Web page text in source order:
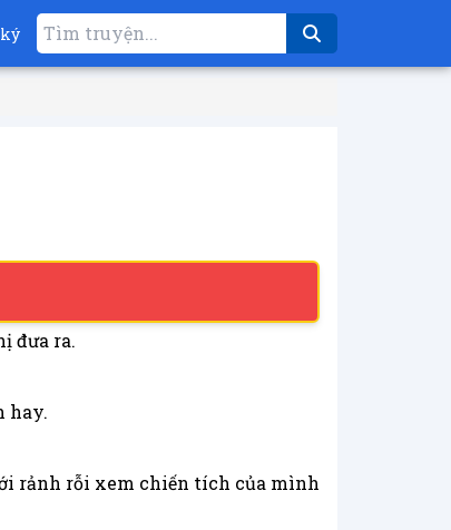
đưa ra.
hay.
rảnh rỗi xem chiến tích của mình